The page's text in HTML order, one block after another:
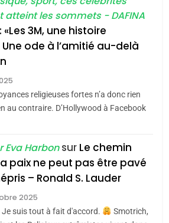
SOUVENIRS
l’alliance pourrait
s’étendre à 13 pays
d’Amérique latine
ISRAÉL JUDAISME
2025, l’année la plus
meurtrière selon le
rapport d’ADL contre
l’antisémitisme
FRANCE ISRAÉL
FIÈRE, DIGNE ET RÉSILIENTE :
atteint les sommets - DAFINA
3M, une histoire
ode à l’amitié au-delà
religieuses fortes n’a donc rien
au contraire. D’Hollywood à Facebook
Eva Harbonsur Le chemin
paix ne peut pas être pavé
– Ronald S. Lauder
2025
Je suis tout à fait d'accord.
Smotrich,
Zrihen-Dvir
CE QUI NOUS MANQUE –
Jacques Hadida
JUDAISME
Maroc : Les amandes de
Azilal consacrés produits
du terroir
DAFINA MAROC
Oeil ravageur – Vanessa De
Loya Stauber